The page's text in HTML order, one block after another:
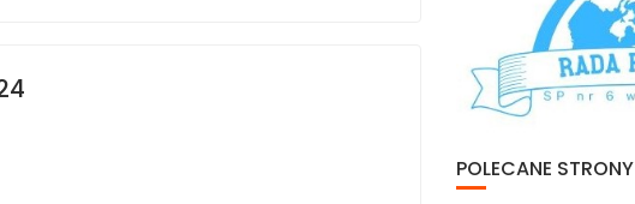
POLECANE STRONY